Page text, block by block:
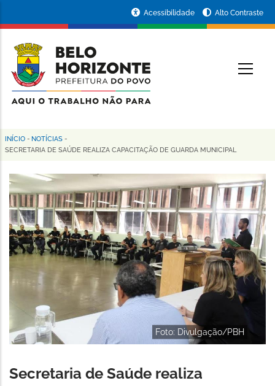
conteúdo
principal
da
Prefeitura
de
Horizonte
Acessibilidade Alto Contraste
Trilha
navegação
INÍCIO - NOTÍCIAS -
SECRETARIA DE SAÚDE REALIZA CAPACITAÇÃO DE GUARDA MUNICIPAL
Foto: Divulgação/PBH
Secretaria de Saúde realiza